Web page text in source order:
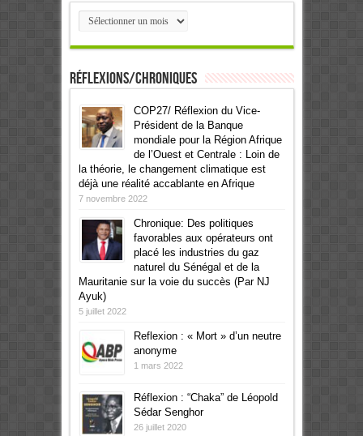
Archives
Réflexions/Chroniques
COP27/ Réflexion du Vice-
Président de la Banque
mondiale pour la Région Afrique
de l’Ouest et Centrale : Loin de
la théorie, le changement climatique est
déjà une réalité accablante en Afrique
7 novembre 2022
Chronique: Des politiques
favorables aux opérateurs ont
placé les industries du gaz
naturel du Sénégal et de la
Mauritanie sur la voie du succès (Par NJ
Ayuk)
5 juillet 2022
Reflexion : « Mort » d’un neutre
anonyme
1 mars 2022
Réflexion : “Chaka” de Léopold
Sédar Senghor
26 juillet 2020